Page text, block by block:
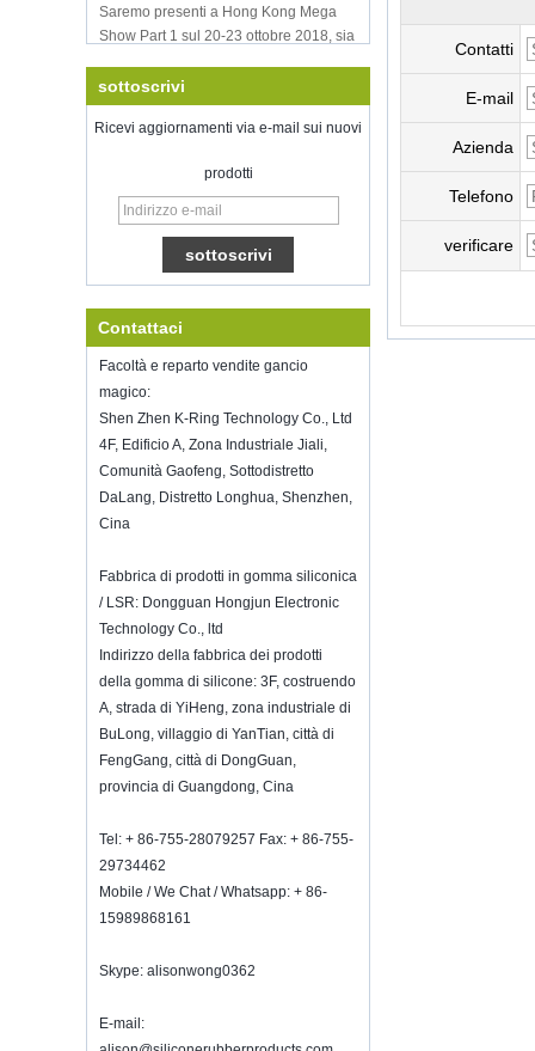
Show Part 1 sul 20-23 ottobre 2018, sia
il numero è 3E-C33, in attesa che il tuo
Benvenuto per incontrarci nello show
Chicago Il USA.Booth N6819.
Buona fortuna con il tuo lavoro per tutto
Shenzhen Kring è riaprezzato su 8-
nutriti.2022. Per ulteriori informazioni
Wendy.E-mail: sales5@kring.com Tel
/ Whatsapp: +8 ...
Hot selling products :portable mini
vacuum sealer 1) For the vacuum
sealer, we have two versions, updated
version with theautomatically vacuum
sensor...
K-Ring's booth number N6819 - The
Chicago, IL, March 5-7, 20
Chicago, IL, March 5-7, 2022,booth
number N6819, welcome to visit
us. Best Choice To K...
Non bere troppo anche se è un buon
vino.Come mantenere il vino fresco?
Pertanto, abbiamo bisogno di un tappo
vino in silicone S ...
Invito mega show 2018 HK
Saremo presenti a Hong Kong Mega
Show Part 1 sul 20-23 ottobre 2018, sia
comming!
home ispirato, McCormick Place
sottoscrivi
Ricevi aggiornamenti via e-mail sui nuovi
prodotti
Contattaci
Facoltà e reparto vendite gancio
magico:
Shen Zhen K-Ring Technology Co., Ltd
4F, Edificio A, Zona Industriale Jiali,
Comunità Gaofeng, Sottodistretto
DaLang, Distretto Longhua, Shenzhen,
Cina
Fabbrica di prodotti in gomma siliconica
/ LSR: Dongguan Hongjun Electronic
Technology Co., ltd
Indirizzo della fabbrica dei prodotti
della gomma di silicone: 3F, costruendo
A, strada di YiHeng, zona industriale di
BuLong, villaggio di YanTian, ​​città di
FengGang, città di DongGuan,
provincia di Guangdong, Cina
Tel: + 86-755-28079257 Fax: + 86-755-
29734462
Mobile / We Chat / Whatsapp: + 86-
15989868161
Skype: alisonwong0362
E-mail:
Contatti
E-mail
Azienda
Telefono
verificare